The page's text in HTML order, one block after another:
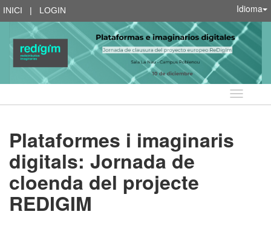
INICI | LOGIN Idioma
Idioma
Plataformes i imaginaris
digitals: Jornada de
cloenda del projecte
REDIGIM